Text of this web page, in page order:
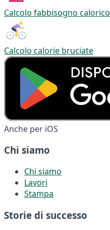
Calcolo fabbisogno calorico
Calcolo calorie bruciate
Anche per iOS
Chi siamo
Chi siamo
Lavori
Stampa
Storie di successo